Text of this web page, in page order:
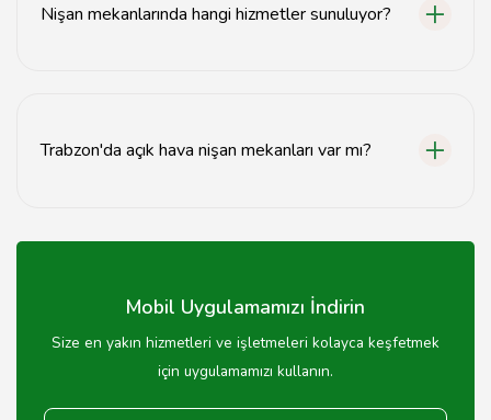
Nişan mekanlarında hangi hizmetler sunuluyor?
Trabzon'da açık hava nişan mekanları var mı?
bulunmaktadır. Özellikle yaz aylarında tercih
Mobil Uygulamamızı İndirin
Size en yakın hizmetleri ve işletmeleri kolayca keşfetmek
için uygulamamızı kullanın.